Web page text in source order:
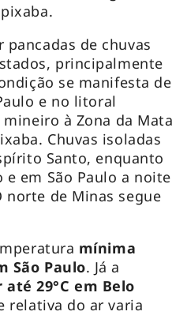
de chuvas
principalmente
se manifesta de
e no litoral
à Zona da Mata
Chuvas isoladas
Santo, enquanto
em São Paulo a noite
de Minas segue
mínima
São Paulo. Já a
29°C em Belo
relativa do ar varia